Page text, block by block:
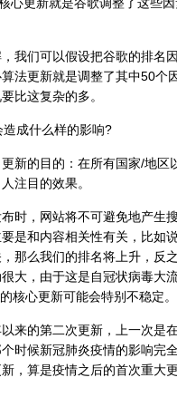
们可以假设把谷歌的排名
法更新就是调整了其中50个
比这复杂的多。
成什么样的影响?
的目的：在所有国家/地区
注目的效果。
，网站将不可避免地产生
是和内容相关性有关，比如
那么我们的排名将上升，反
大，由于这是自冠状病毒大
核心更新可能会特别不稳定。
的第二次更新，上一次是
时候新冠肺炎疫情的影响完
，算是疫情之后的首次重大更